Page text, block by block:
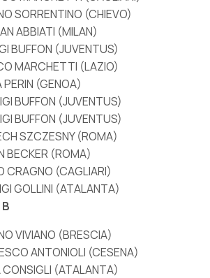
SORRENTINO (CHIEVO)
ABBIATI (MILAN)
BUFFON (JUVENTUS)
MARCHETTI (LAZIO)
(GENOA)
BUFFON (JUVENTUS)
BUFFON (JUVENTUS)
SZCZESNY (ROMA)
BECKER (ROMA)
CRAGNO (CAGLIARI)
GOLLINI (ATALANTA)
VIVIANO (BRESCIA)
ANTONIOLI (CESENA)
CONSIGLI (ATALANTA)